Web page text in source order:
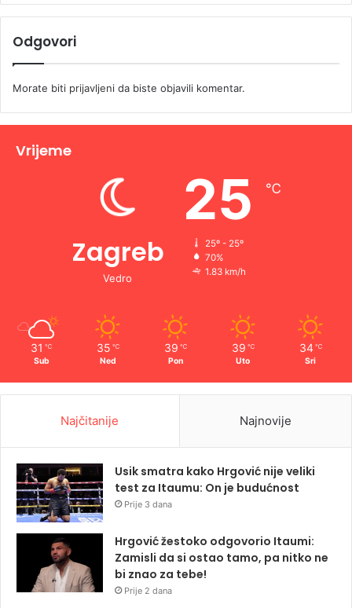
Odgovori
Morate biti prijavljeni da biste objavili komentar.
Vrijeme
Zagreb
Vedro
25 ℃
25º - 25º
70%
1.83 km/h
31 ℃
Sub
35 ℃
Ned
39 ℃
Pon
39 ℃
Uto
34 ℃
Sri
Najčitanije Najnovije
Usik smatra kako Hrgović nije veliki
test za Itaumu: On je budućnost
Prije 3 dana
Hrgović žestoko odgovorio Itaumi:
Zamisli da si ostao tamo, pa nitko ne
bi znao za tebe!
Prije 2 dana